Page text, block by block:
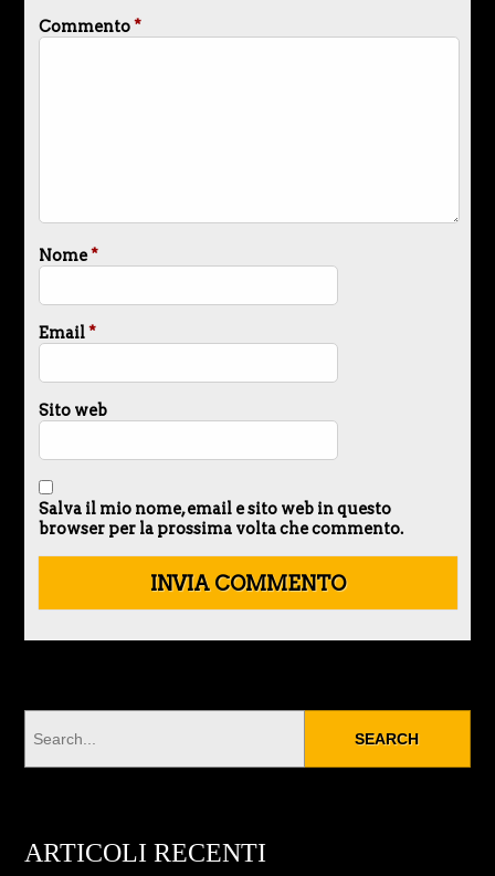
Commento*
Nome*
Email*
Sito web
Salva il mio nome, email e sito web in questo
browser per la prossima volta che commento.
ARTICOLI RECENTI